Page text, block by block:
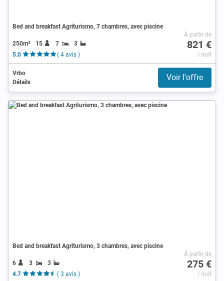
Bed and breakfast Agriturismo, 7 chambres, avec piscine
250m² 15 7
3
5.0
( 4 avis )
À partir de
821 €
/ nuit
Vrbo
Détails
Voir l'offre
Bed and breakfast Agriturismo, 3 chambres, avec piscine
6 3
3
4.7
( 3 avis )
À partir de
275 €
/ nuit